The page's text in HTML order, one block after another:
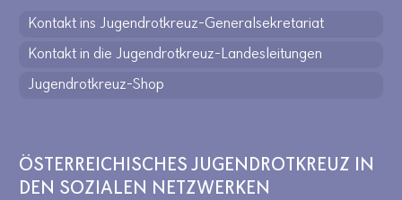
Kontakt ins Jugendrotkreuz-Generalsekretariat
Kontakt in die Jugendrotkreuz-Landesleitungen
Jugendrotkreuz-Shop
ÖSTERREICHISCHES JUGENDROTKREUZ IN
DEN SOZIALEN NETZWERKEN